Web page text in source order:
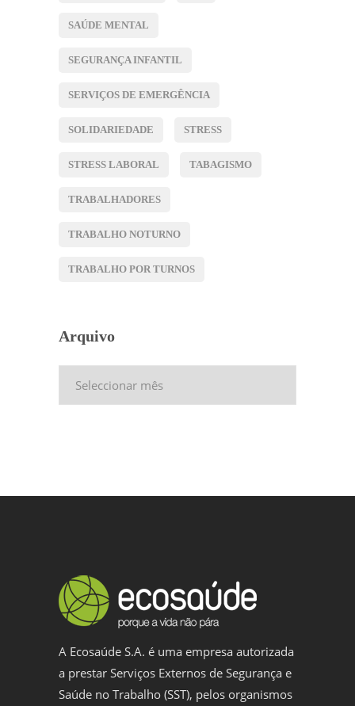
SAÚDE MENTAL
SEGURANÇA INFANTIL
SERVIÇOS DE EMERGÊNCIA
SOLIDARIEDADE STRESS
STRESS LABORAL TABAGISMO
TRABALHADORES
TRABALHO NOTURNO
TRABALHO POR TURNOS
Arquivo
A Ecosaúde S.A. é uma empresa autorizada
a prestar Serviços Externos de Segurança e
Saúde no Trabalho (SST), pelos organismos